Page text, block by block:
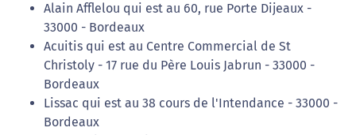
Alain Afflelou qui est au 60, rue Porte Dijeaux -
33000 - Bordeaux
Acuitis qui est au Centre Commercial de St
Christoly - 17 rue du Père Louis Jabrun - 33000 -
Bordeaux
Lissac qui est au 38 cours de l'Intendance - 33000 -
Bordeaux